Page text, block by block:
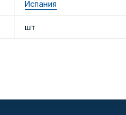
Испания
шт